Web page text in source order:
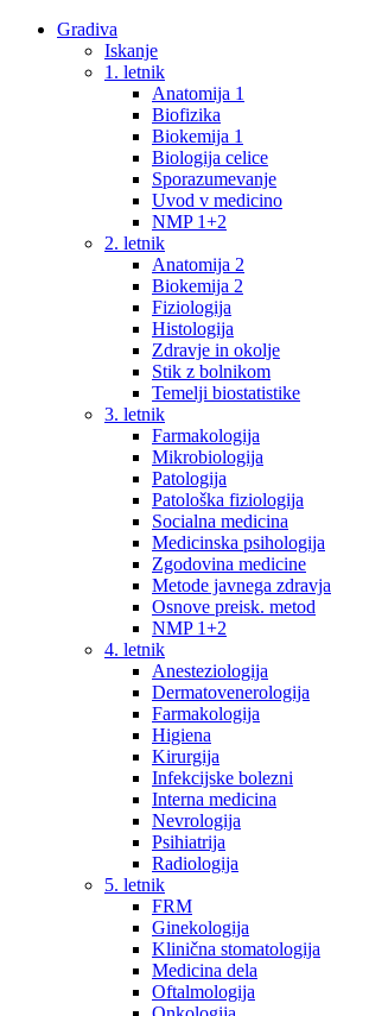
Gradiva
Iskanje
1. letnik
Anatomija 1
Biofizika
Biokemija 1
Biologija celice
Sporazumevanje
Uvod v medicino
NMP 1+2
2. letnik
Anatomija 2
Biokemija 2
Fiziologija
Histologija
Zdravje in okolje
Stik z bolnikom
Temelji biostatistike
3. letnik
Farmakologija
Mikrobiologija
Patologija
Patološka fiziologija
Socialna medicina
Medicinska psihologija
Zgodovina medicine
Metode javnega zdravja
Osnove preisk. metod
NMP 1+2
4. letnik
Anesteziologija
Dermatovenerologija
Farmakologija
Higiena
Kirurgija
Infekcijske bolezni
Interna medicina
Nevrologija
Psihiatrija
Radiologija
5. letnik
FRM
Ginekologija
Klinična stomatologija
Medicina dela
Oftalmologija